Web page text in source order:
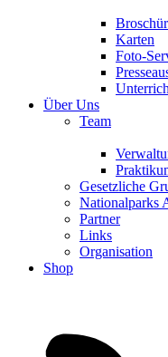
Karten
Foto-
Über Uns
Team
Gesetzliche
Nationalparks
Partner
Links
Organisation
Shop